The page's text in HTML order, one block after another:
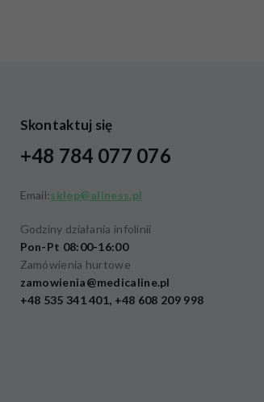
Skontaktuj się
+48 784 077 076
Email:sklep@aliness.pl
Godziny działania infolinii
Pon-Pt 08:00-16:00
Zamówienia hurtowe
zamowienia@medicaline.pl
+48 535 341 401, +48 608 209 998